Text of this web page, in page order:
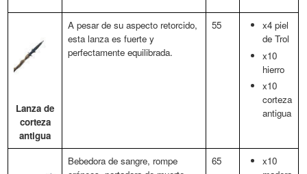
Lanza de
corteza
antigua
A pesar de su aspecto retorcido,
esta lanza es fuerte y
perfectamente equilibrada.
55
x4 piel
de Trol
x10
hierro
x10
corteza
antigua
Bebedora de sangre, rompe
65
x10